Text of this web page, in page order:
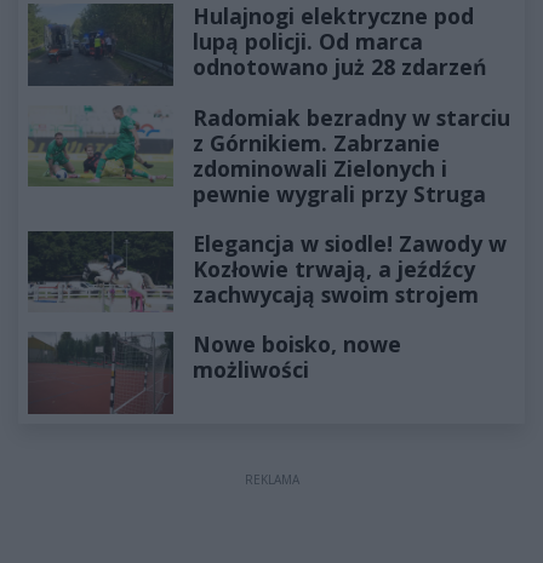
Hulajnogi elektryczne pod
lupą policji. Od marca
odnotowano już 28 zdarzeń
Radomiak bezradny w starciu
z Górnikiem. Zabrzanie
zdominowali Zielonych i
pewnie wygrali przy Struga
Elegancja w siodle! Zawody w
Kozłowie trwają, a jeźdźcy
zachwycają swoim strojem
Nowe boisko, nowe
możliwości
REKLAMA